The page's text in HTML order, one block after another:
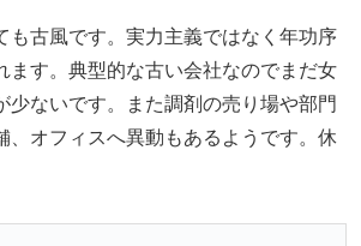
も古風です。実力主義ではなく年功序
ます。典型的な古い会社なのでまだ女
少ないです。また調剤の売り場や部門
、オフィスへ異動もあるようです。休